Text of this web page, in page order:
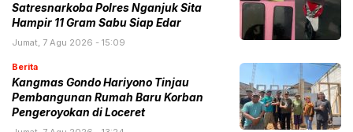
Satresnarkoba Polres Nganjuk Sita
Hampir 11 Gram Sabu Siap Edar
Jumat, 7 Agu 2026 - 15:09
Berita
Kangmas Gondo Hariyono Tinjau
Pembangunan Rumah Baru Korban
Pengeroyokan di Loceret